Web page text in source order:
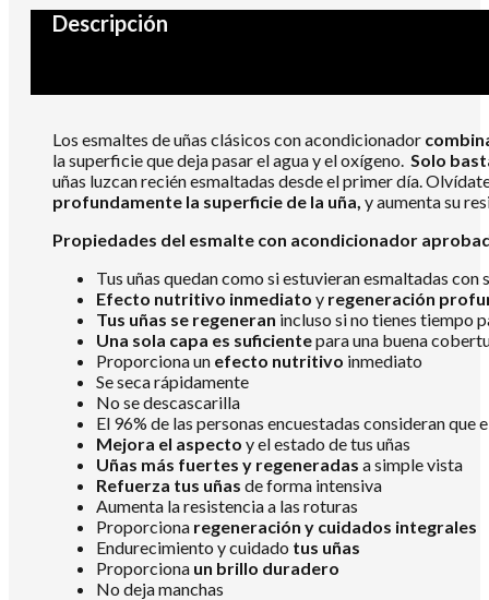
2en1
Breathable
Descripción
Los esmaltes de uñas clásicos con acondicionador
la superficie que deja pasar el agua y el oxígeno. Solo
uñas luzcan recién esmaltadas desde el primer día.
profundamente la superficie de la uña, y aumenta su
Propiedades del esmalte con acondicionador
Tus uñas quedan como si estuvieran esmaltadas con
Efecto nutritivo inmediato y regeneración
Tus uñas se regeneran incluso si no tienes tiempo
Una sola capa es suficientepara una buena
Proporciona un efecto nutritivo inmediato
Se seca rápidamente
No se descascarilla
El 96% de las personas encuestadas consideran que
Mejora el aspecto y el estado de tus uñas
Uñas más fuertes y regeneradas a simple vista
Refuerza tus uñas de forma intensiva
Aumenta la resistencia a las roturas
Proporciona regeneración y cuidados integrales
Endurecimiento y cuidado tus uñas
Proporciona un brillo duradero
No deja manchas